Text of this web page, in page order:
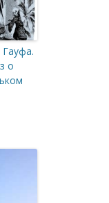
Гауфа.
о